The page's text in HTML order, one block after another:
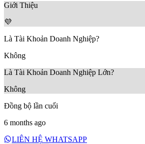
Giới Thiệu
💜
Là Tài Khoản Doanh Nghiệp?
Không
Là Tài Khoản Doanh Nghiệp Lớn?
Không
Đồng bộ lần cuối
6 months ago
LIÊN HỆ WHATSAPP